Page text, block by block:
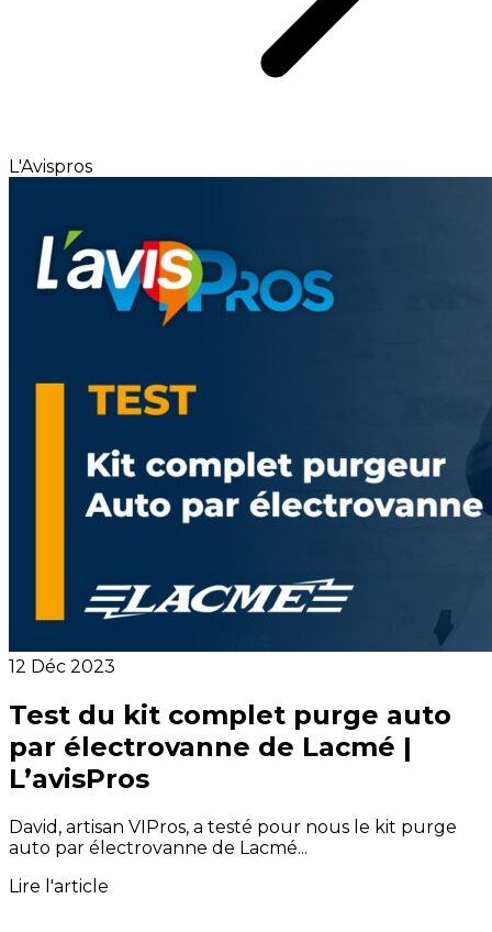
L'Avispros
12 Déc 2023
Test du kit complet purge auto
par électrovanne de Lacmé |
L’avisPros
David, artisan VIPros, a testé pour nous le kit purge
auto par électrovanne de Lacmé...
Lire l'article